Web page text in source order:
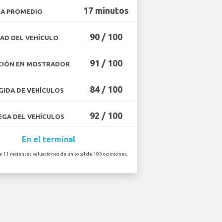
PROMEDIO 17 minutos
DEL VEHÍCULO 90 / 100
EN MOSTRADOR 91 / 100
DE VEHÍCULOS 84 / 100
DEL VEHÍCULOS 92 / 100
En el terminal
11 recientes valuaciones de un total de 193 opiniones.